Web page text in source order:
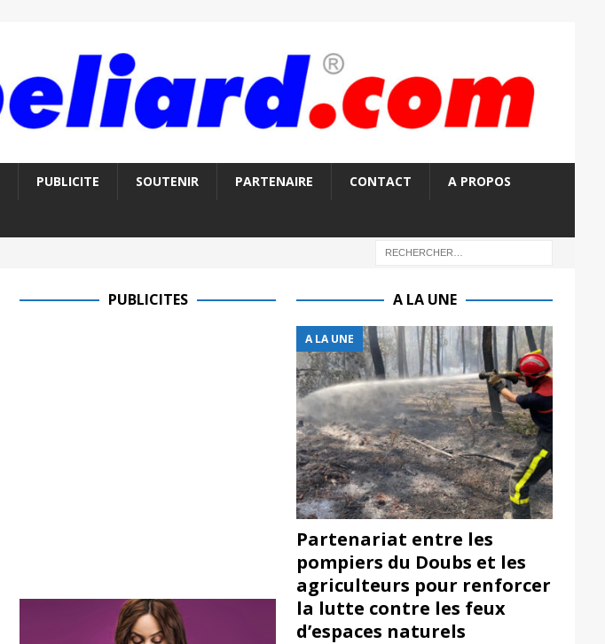
PUBLICITE SOUTENIR PARTENAIRE CONTACT A PROPOS
PUBLICITES A LA UNE
A LA UNE
Partenariat entre les
pompiers du Doubs et les
agriculteurs pour renforcer
la lutte contre les feux
d’espaces naturels